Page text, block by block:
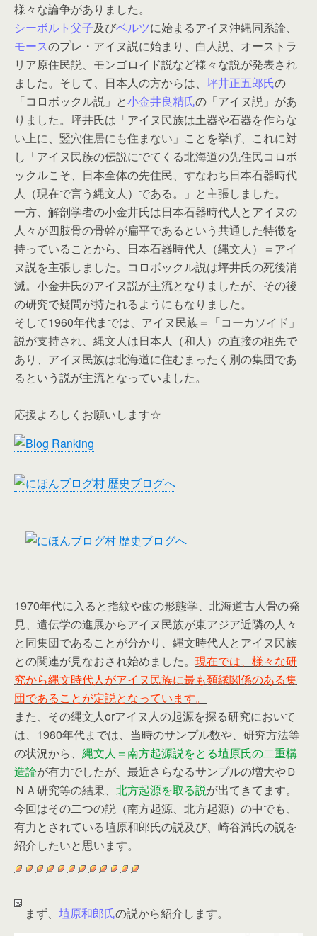
様々な論争がありました。
シーボルト父子及びベルツに始まるアイヌ沖縄同系論、
モースのプレ・アイヌ説に始まり、白人説、オーストラ
リア原住民説、モンゴロイド説など様々な説が発表され
ました。そして、日本人の方からは、 坪井正五郎氏の
「コロボックル説」と小金井良精氏の「アイヌ説」があ
りました。坪井氏は「アイヌ民族は土器や石器を作らな
い上に、竪穴住居にも住まない」ことを挙げ、これに対
し「アイヌ民族の伝説にでてくる北海道の先住民コロボ
ックルこそ、日本全体の先住民、すなわち日本石器時代
人（現在で言う縄文人）である。」と主張しました。
一方、解剖学者の小金井氏は日本石器時代人とアイヌの
人々が四肢骨の骨幹が扁平であるという共通した特徴を
持っていることから、日本石器時代人（縄文人）＝アイ
ヌ説を主張しました。コロボックル説は坪井氏の死後消
滅。小金井氏のアイヌ説が主流となりましたが、その後
の研究で疑問が持たれるようにもなりました。
そして1960年代までは、アイヌ民族＝「コーカソイド」
説が支持され、縄文人は日本人（和人）の直接の祖先で
あり、アイヌ民族は北海道に住むまったく別の集団であ
るという説が主流となっていました。
応援よろしくお願いします☆
1970年代に入ると指紋や歯の形態学、北海道古人骨の発
見、遺伝学の進展からアイヌ民族が東アジア近隣の人々
と同集団であることが分かり、縄文時代人とアイヌ民族
との関連が見なおされ始めました。 現在では、様々な研
究から縄文時代人がアイヌ民族に最も類縁関係のある集
団であることが定説となっています。
また、その縄文人orアイヌ人の起源を探る研究において
は、1980年代までは、当時のサンプル数や、研究方法等
の状況から、 縄文人＝南方起源説をとる埴原氏の二重構
造論が有力でしたが、最近さらなるサンプルの増大やＤ
ＮＡ研究等の結果、 北方起源を取る説が出てきてます。
今回はその二つの説（南方起源、北方起源）の中でも、
有力とされている埴原和郎氏の説及び、崎谷満氏の説を
紹介したいと思います。
まず、 埴原和郎氏の説から紹介します。